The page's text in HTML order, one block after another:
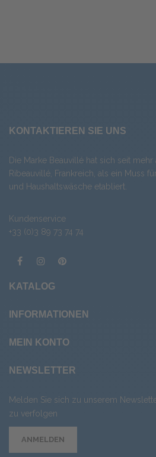
KONTAKTIEREN SIE UNS
Die Marke Beauvillé hat sich seit
Ribeauvillé, Frankreich, als ein Muss
und Haushaltswäsche etabliert.
Kundenservice
+33 (0)3 89 73 74 74
KATALOG
INFORMATIONEN
MEIN KONTO
NEWSLETTER
Melden Sie sich zu unserem
zu verfolgen
ANMELDEN